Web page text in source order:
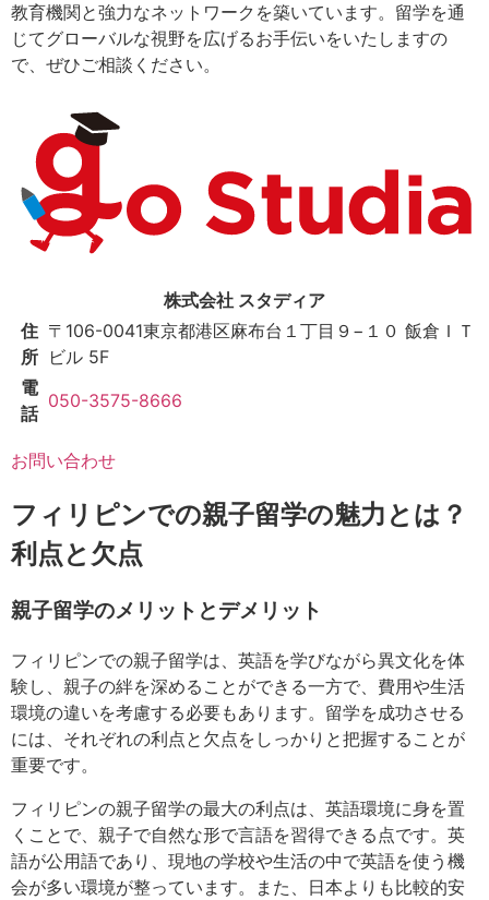
教育機関と強力なネットワークを築いています。留学を通
じてグローバルな視野を広げるお手伝いをいたしますの
で、ぜひご相談ください。
株式会社 スタディア
住
所
〒106-0041東京都港区麻布台１丁目９−１０ 飯倉ＩＴ
ビル 5F
電
話
050-3575-8666
お問い合わせ
フィリピンでの親子留学の魅力とは？
利点と欠点
親子留学のメリットとデメリット
フィリピンでの親子留学は、英語を学びながら異文化を体
験し、親子の絆を深めることができる一方で、費用や生活
環境の違いを考慮する必要もあります。留学を成功させる
には、それぞれの利点と欠点をしっかりと把握することが
重要です。
フィリピンの親子留学の最大の利点は、英語環境に身を置
くことで、親子で自然な形で言語を習得できる点です。英
語が公用語であり、現地の学校や生活の中で英語を使う機
会が多い環境が整っています。また、日本よりも比較的安